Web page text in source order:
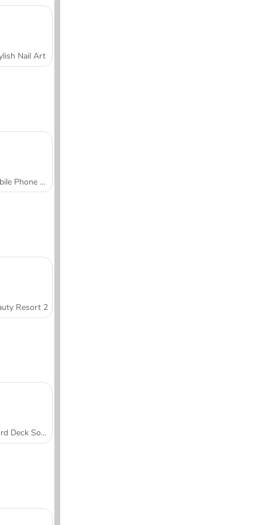
Nail Art
Mobile Phone Case Design & DIY
Resort 2
Word Deck Solitaire